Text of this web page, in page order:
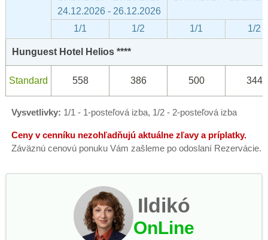
24.12.2026 - 26.12.2026
1/1 1/2 1/1 1/2
Hunguest Hotel Helios ****
Standard 558 386 500 344
Vysvetlivky: 1/1 - 1-posteľová izba, 1/2 - 2-posteľová izba
Ceny v cenníku nezohľadňujú aktuálne zľavy a príplatky.
Záväznú cenovú ponuku Vám zašleme po odoslaní Rezervácie.
Ildikó
OnLine